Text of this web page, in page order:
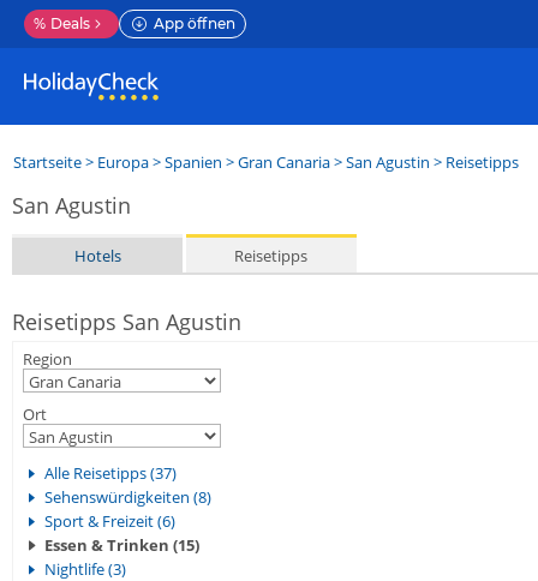
% Deals App öffnen
Startseite> Europa>Spanien >Gran Canaria>San Agustin > Reisetipps
San Agustin
Hotels Reisetipps
Reisetipps San Agustin
Region
Ort
Alle Reisetipps (37)
Sehenswürdigkeiten (8)
Sport & Freizeit (6)
Essen & Trinken (15)
Nightlife (3)